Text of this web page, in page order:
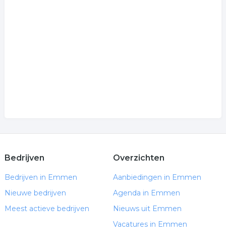
Bedrijven
Bedrijven in Emmen
Nieuwe bedrijven
Meest actieve bedrijven
Overzichten
Aanbiedingen in Emmen
Agenda in Emmen
Nieuws uit Emmen
Vacatures in Emmen